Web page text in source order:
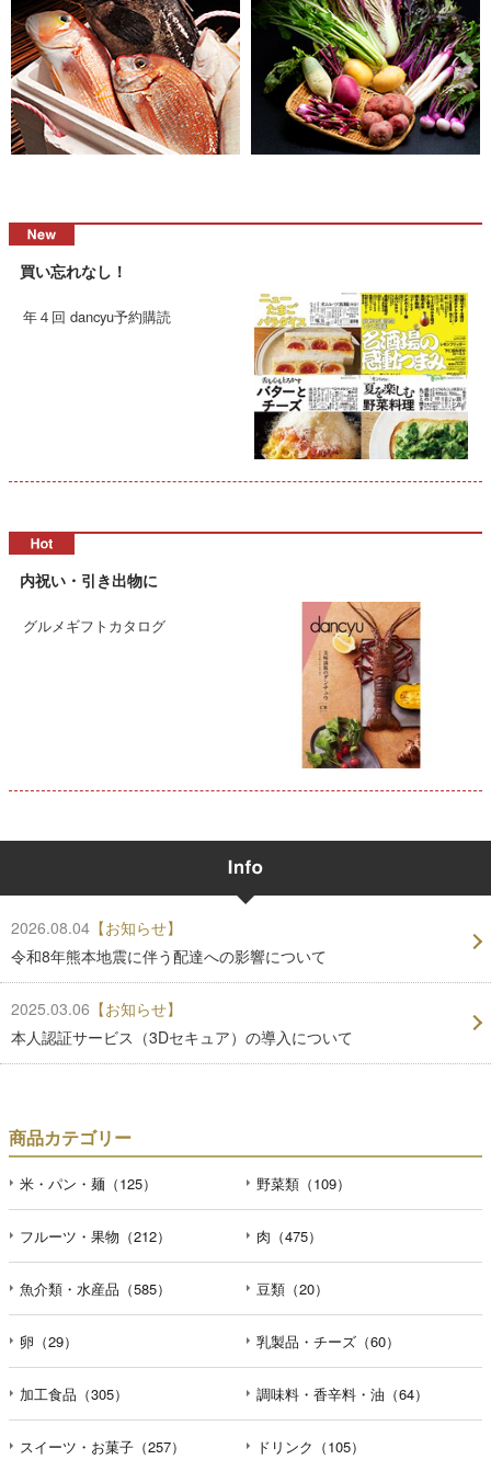
買い忘れなし！
年４回 dancyu予約購読
内祝い・引き出物に
グルメギフトカタログ
2026.08.04 【お知らせ】
令和8年熊本地震に伴う配達への影響について
2025.03.06 【お知らせ】
本人認証サービス（3Dセキュア）の導入について
商品カテゴリー
米・パン・麺（125） 野菜類（109）
フルーツ・果物（212） 肉（475）
魚介類・水産品（585） 豆類（20）
卵（29） 乳製品・チーズ（60）
加工食品（305） 調味料・香辛料・油（64）
スイーツ・お菓子（257） ドリンク（105）